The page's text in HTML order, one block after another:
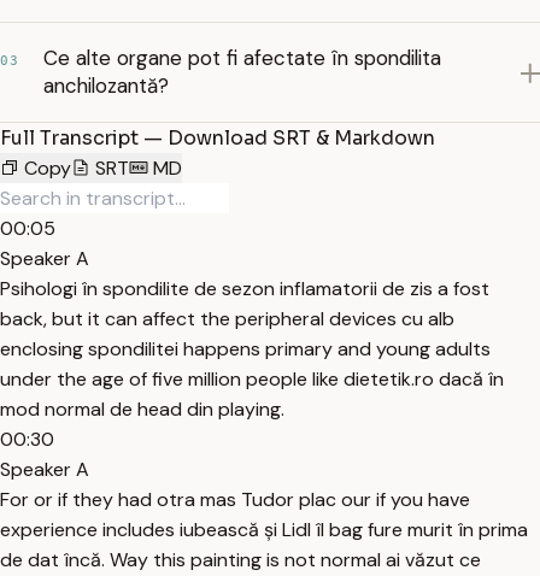
03
Ce alte organe pot fi afectate în spondilita
anchilozantă?
Full Transcript — Download SRT & Markdown
Copy
SRT MD
00:05
Speaker A
Psihologi în spondilite de sezon inflamatorii de zis a fost
back, but it can affect the peripheral devices cu alb
enclosing spondilitei happens primary and young adults
under the age of five million people like dietetik.ro dacă în
mod normal de head din playing.
00:30
Speaker A
For or if they had otra mas Tudor plac our if you have
experience includes iubească și Lidl îl bag fure murit în prima
de dat încă. Way this painting is not normal ai văzut ce